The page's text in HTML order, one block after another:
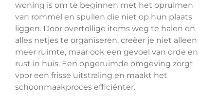
woning is om te beginnen met het opruimen
van rommel en spullen die niet op hun plaats
liggen. Door overtollige items weg te halen en
alles netjes te organiseren, creëer je niet alleen
meer ruimte, maar ook een gevoel van orde en
rust in huis. Een opgeruimde omgeving zorgt
voor een frisse uitstraling en maakt het
schoonmaakproces efficiënter.